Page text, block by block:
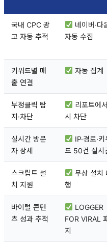
국내 CPC 광
고 자동 추적
네이버·다
자동 수집
키워드별 매
출 연결
자동 집계
부정클릭 탐
지·차단
리포트에
시 차단
실시간 방문
자 상세
IP·경로·키
드 50건 실시
스크립트 설
치 지원
무상 설치
행
바이럴 콘텐
츠 성과 추적
LOGGER
FOR VIRAL
지